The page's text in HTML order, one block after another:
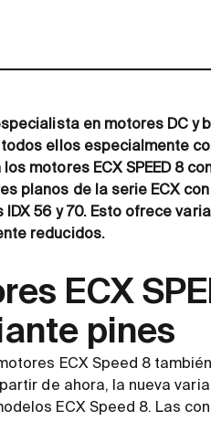
en motores DC y
ellos especialmente
motores ECX SPEED 8
planos de la serie ECX
IDX 56 y 70. Esto ofrece
reducidos.
ECX
pines
ECX Speed 8
de ahora, la nueva
ECX Speed 8. Las